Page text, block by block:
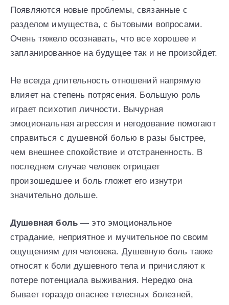
Появляются новые проблемы, связанные с
разделом имущества, с бытовыми вопросами.
Очень тяжело осознавать, что все хорошее и
запланированное на будущее так и не произойдет.
Не всегда длительность отношений напрямую
влияет на степень потрясения. Большую роль
играет психотип личности. Вычурная
эмоциональная агрессия и негодование помогают
справиться с душевной болью в разы быстрее,
чем внешнее спокойствие и отстраненность. В
последнем случае человек отрицает
произошедшее и боль гложет его изнутри
значительно дольше.
Душевная боль— это эмоциональное
страдание, неприятное и мучительное по своим
ощущениям для человека. Душевную боль также
относят к боли душевного тела и причисляют к
потере потенциала выживания. Нередко она
бывает гораздо опаснее телесных болезней,